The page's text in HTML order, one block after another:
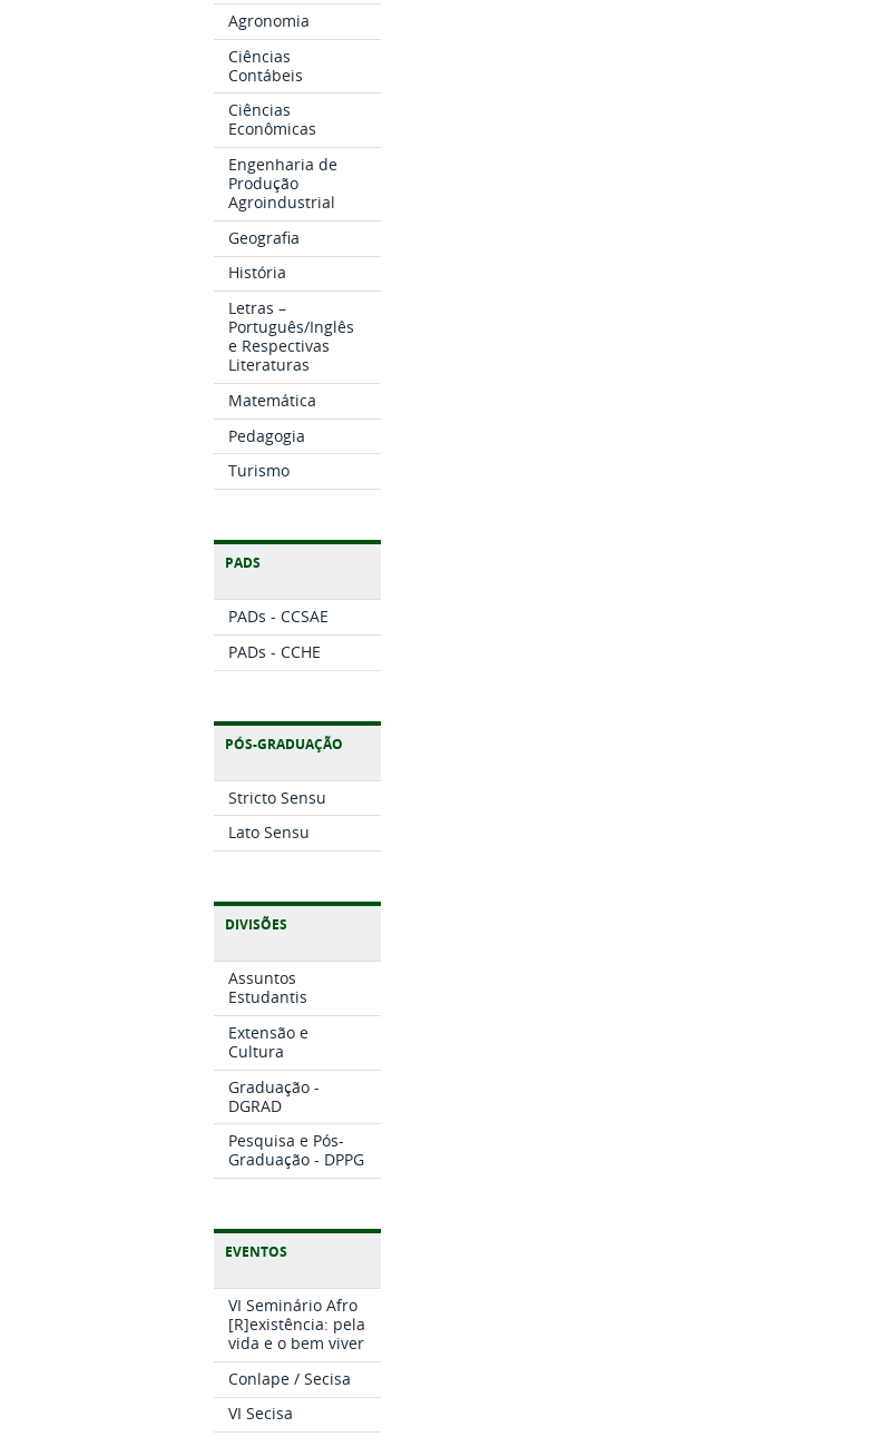
Agronomia
Ciências
Contábeis
Ciências
Econômicas
Engenharia de
Produção
Agroindustrial
Geografia
História
Letras –
Português/Inglês
e Respectivas
Literaturas
Matemática
Pedagogia
Turismo
PADS
PADs - CCSAE
PADs - CCHE
PÓS-GRADUAÇÃO
Stricto Sensu
Lato Sensu
DIVISÕES
Assuntos
Estudantis
Extensão e
Cultura
Graduação -
DGRAD
Pesquisa e Pós-
Graduação - DPPG
EVENTOS
VI Seminário Afro
[R]existência: pela
vida e o bem viver
Conlape / Secisa
VI Secisa